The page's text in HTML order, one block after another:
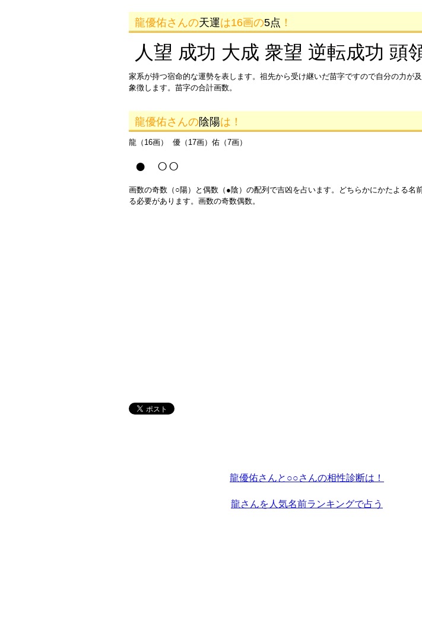
龍優佑さんの天運は16画の5点 ！
人望 成功 大成 衆望 逆転成功 頭
家系が持つ宿命的な運勢を表します。祖先から受け継いだ苗字ですので自分の力が
象徴します。苗字の合計画数。
龍優佑さんの陰陽は！
龍（16画） 優（17画）佑（7画）
● ○○
画数の奇数（○陽）と偶数（●陰）の配列で吉凶を占います。どちらかにかたよる名
る必要があります。画数の奇数偶数。
龍優佑さんと○○さんの相性診断は！
龍さんを人気名前ランキングで占う